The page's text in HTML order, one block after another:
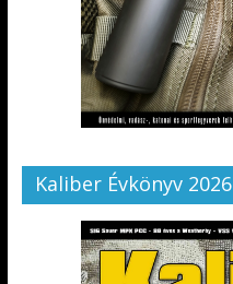
Kaliber Évkönyv 2026